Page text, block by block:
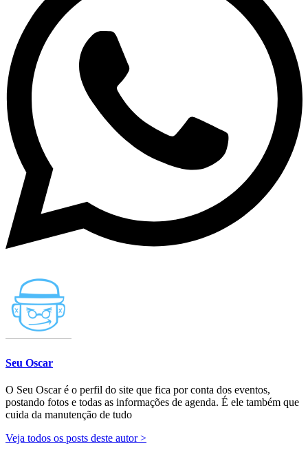
Seu Oscar
O Seu Oscar é o perfil do site que fica por conta dos eventos,
postando fotos e todas as informações de agenda. É ele também que
cuida da manutenção de tudo
Veja todos os posts deste autor >